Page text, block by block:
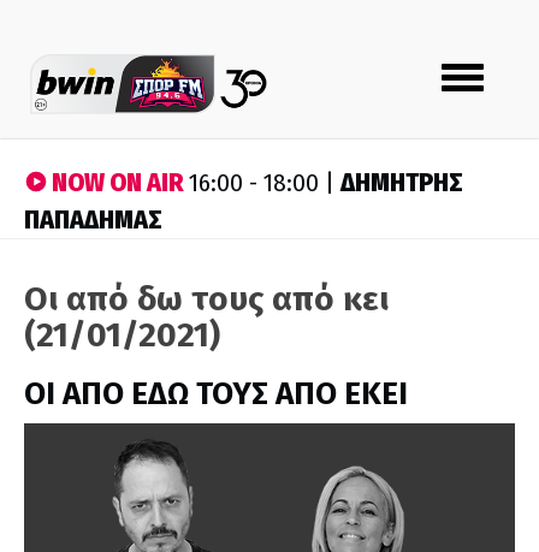
Toggle
navigation
NOW ON AIR16:00 - 18:00 |ΔΗΜΗΤΡΗΣ
ΠΑΠΑΔΗΜΑΣ
Οι από δω τους από κει
(21/01/2021)
ΟΙ ΑΠΟ ΕΔΩ ΤΟΥΣ ΑΠΟ ΕΚΕΙ